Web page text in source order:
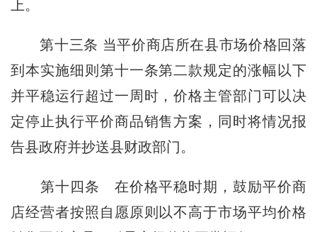
上。
第十三条 当平价商店所在县市场价格回落
到本实施细则第十一条第二款规定的涨幅以下
并平稳运行超过一周时，价格主管部门可以决
定停止执行平价商品销售方案，同时将情况报
告县政府并抄送县财政部门。
第十四条 在价格平稳时期，鼓励平价商
店经营者按照自愿原则以不高于市场平均价格